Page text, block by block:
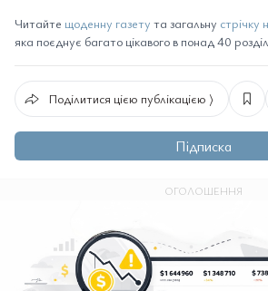
Читайте щоденну газету та загальну стрічку
яка поєднує багато цікавого в понад 40
Поділитися цією публікацією ⟩
Підписка
ОГОЛОШЕННЯ